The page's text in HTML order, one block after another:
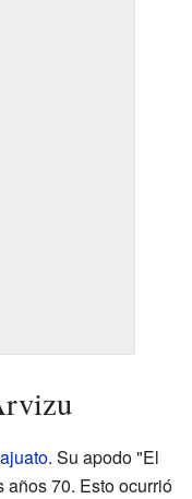
. Su apodo "El
años 70. Esto ocurrió